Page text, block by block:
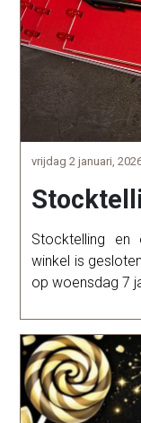
vrijdag 2 januari,
Stocktelling
winkel is
op woensdag 7